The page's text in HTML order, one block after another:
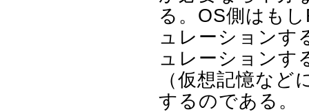
る。OS側はも
ュレーションす
ュレーションす
（仮想記憶な
するのである。